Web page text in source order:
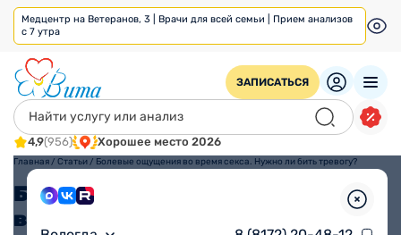
Медцентр на Ветеранов, 3 | Врачи для всей семьи | Прием анализов
с 7 утра
ЗАПИСАТЬСЯ
4,9(956) Хорошее место 2026
Главная / Статьи / Болевые ощущения во время секса. Нужно ли бить тревогу?
Болевые ощущения во
время секса. Нужно ли бить